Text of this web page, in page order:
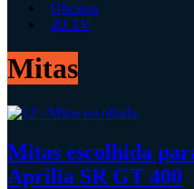
Oficinas
JO TV
Mitas
Mitas escolhida
Aprilia SR GT 400